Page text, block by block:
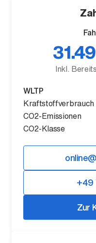
Der neue
Geschaffen, um
Inkl.
WLTP
Kraftstoffverbrauch
CO2-Emissionen
CO2-Klasse
+49
Zur